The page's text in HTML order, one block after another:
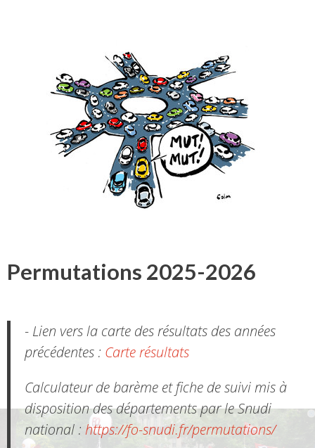
Permutations 2025-2026
- Lien vers la carte des résultats des années
précédentes : Carte résultats
Calculateur de barème et fiche de suivi mis à
disposition des départements par le Snudi
national : https://fo-snudi.fr/permutations/